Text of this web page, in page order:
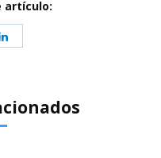
artículo: